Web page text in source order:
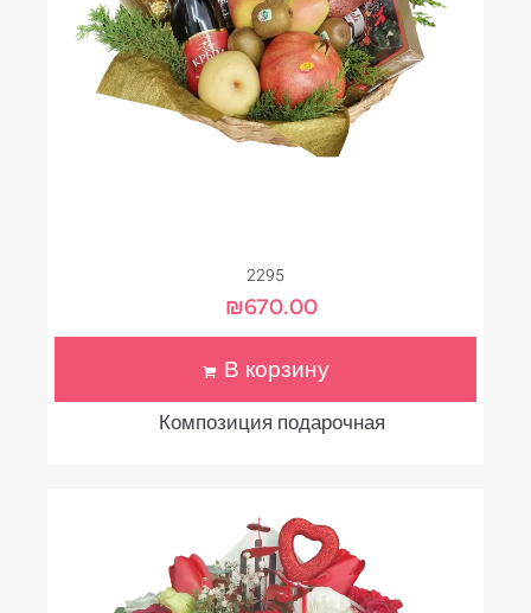
2295
Композиция подарочная
₪670.00
В корзину